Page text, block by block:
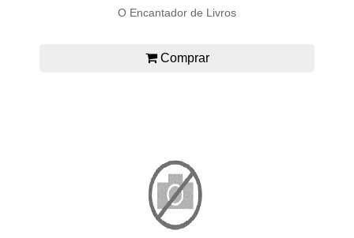
O Encantador de Livros
Comprar